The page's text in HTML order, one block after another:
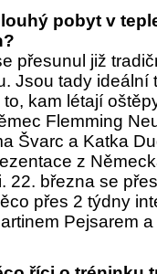
pobyt v
přesunul již
Jsou tady
kam létají
Flemming
Švarc a Katka
z
22. března se
přes 2 týdny
Pejsarem